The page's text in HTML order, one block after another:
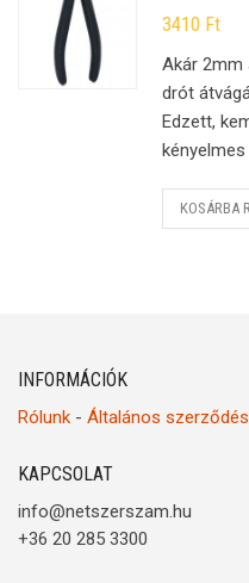
3410 Ft
Akár 2mm
drót
Edzett,
kényelmes
KOSÁRBA
INFORMÁCIÓK
Rólunk - Általános
KAPCSOLAT
info@netszerszam.hu
+36 20 285 3300